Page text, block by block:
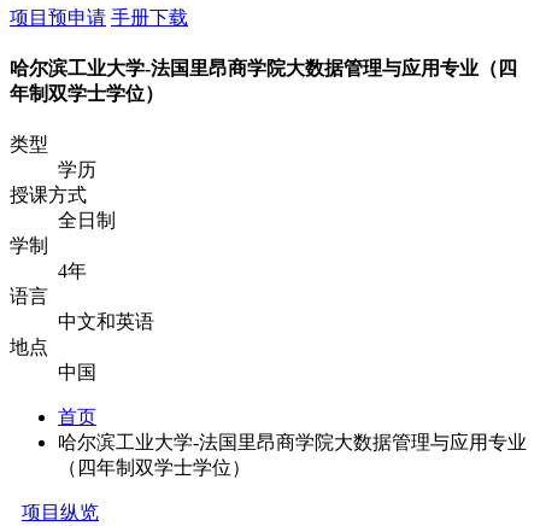
项目预申请 手册下载
哈尔滨工业大学-法国里昂商学院大数据管理与应用专业（四
年制双学士学位）
类型
学历
授课方式
全日制
学制
4年
语言
中文和英语
地点
中国
首页
哈尔滨工业大学-法国里昂商学院大数据管理与应用专业
（四年制双学士学位）
项目纵览